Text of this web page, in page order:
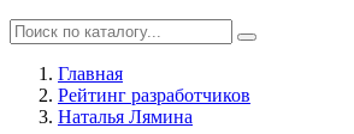
Главная
Рейтинг разработчиков
Наталья Лямина